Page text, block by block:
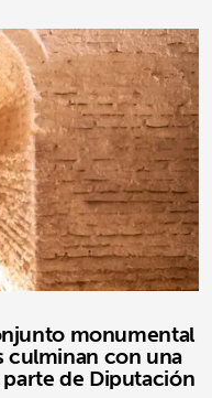
monumental
culminan con una
de Diputación